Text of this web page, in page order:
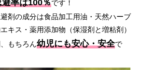
避率は100％です！
剤の成分は食品加工用油・天然ハーブ
キス・薬用添加物（保湿剤と増粘剤）
もちろん幼児にも安心・安全で